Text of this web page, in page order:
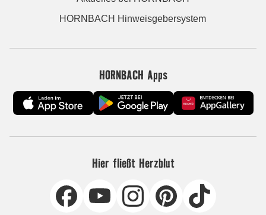
HORNBACH Hinweisgebersystem
HORNBACH Apps
Hier fließt Herzblut